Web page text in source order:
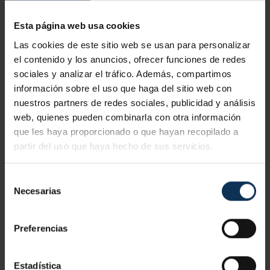
Esta página web usa cookies
Las cookies de este sitio web se usan para personalizar
el contenido y los anuncios, ofrecer funciones de redes
sociales y analizar el tráfico. Además, compartimos
información sobre el uso que haga del sitio web con
nuestros partners de redes sociales, publicidad y análisis
web, quienes pueden combinarla con otra información
que les haya proporcionado o que hayan recopilado a
partir del uso que haya hecho de sus servicios.
Necesarias
Preferencias
Estadística
Tras esta comprobación, es fundamental que el equipo se
bloquee y se señalice. De esta manera evitamos incidentes
adicionales propios de la falta de comunicación entre
trabajadores del equipo.
4. USO DE EQUIPOS DE PROTECCIÓN INDIVIDUAL
(EPI)
Los técnicos deben utilizar equipos de protección
adecuados
, como guantes aislantes, gafas de seguridad,
prevenir lesiones graves en caso de contacto accidental
con electricidad. En este sentido, es muy importante que el
empleador facilite a los trabajadores estos equipos de
5. HERRAMIENTAS AISLADAS Y EQUIPOS DE